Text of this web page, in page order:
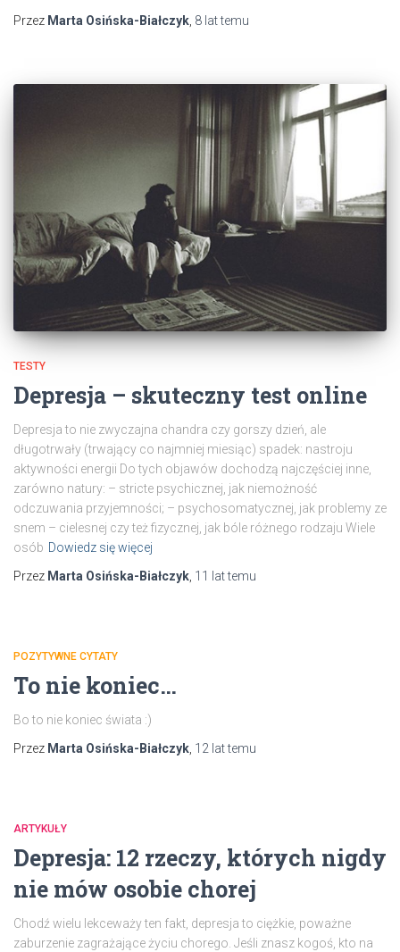
Przez Marta Osińska-Białczyk 8 lattemu
TESTY
Depresja – skuteczny test online
Depresja to nie zwyczajna chandra czy gorszy dzień, ale
długotrwały (trwający co najmniej miesiąc) spadek: nastroju
aktywności energii Do tych objawów dochodzą najczęściej inne,
zarówno natury: – stricte psychicznej, jak niemożność
odczuwania przyjemności; – psychosomatycznej, jak problemy ze
snem – cielesnej czy też fizycznej, jak bóle różnego rodzaju Wiele
osób Dowiedz się więcej
Przez Marta Osińska-Białczyk 11 lattemu
POZYTYWNE CYTATY
To nie koniec…
Bo to nie koniec świata :)
Przez Marta Osińska-Białczyk 12 lattemu
ARTYKUŁY
Depresja: 12 rzeczy, których nigdy
nie mów osobie chorej
Chodź wielu lekceważy ten fakt, depresja to ciężkie, poważne
zaburzenie zagrażające życiu chorego. Jeśli znasz kogoś, kto na